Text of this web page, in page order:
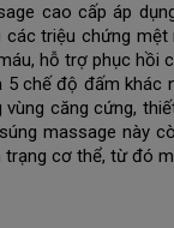
cao cấp áp
triệu chứng
hỗ trợ phục hồi
chế độ đấm khác
căng cứng,
massage này
cơ thể, từ đó